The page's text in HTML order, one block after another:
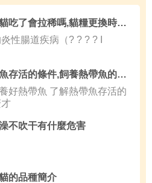
貓罐頭給貓吃了會拉稀嗎,貓糧更換時要注意什麼
性腸道疾病（? ? ? ? I
了解熱帶魚存活的條件,飼養熱帶魚的五個基本要點
好熱帶魚 了解熱帶魚存活的
不吹干有什麼危害
的品種簡介